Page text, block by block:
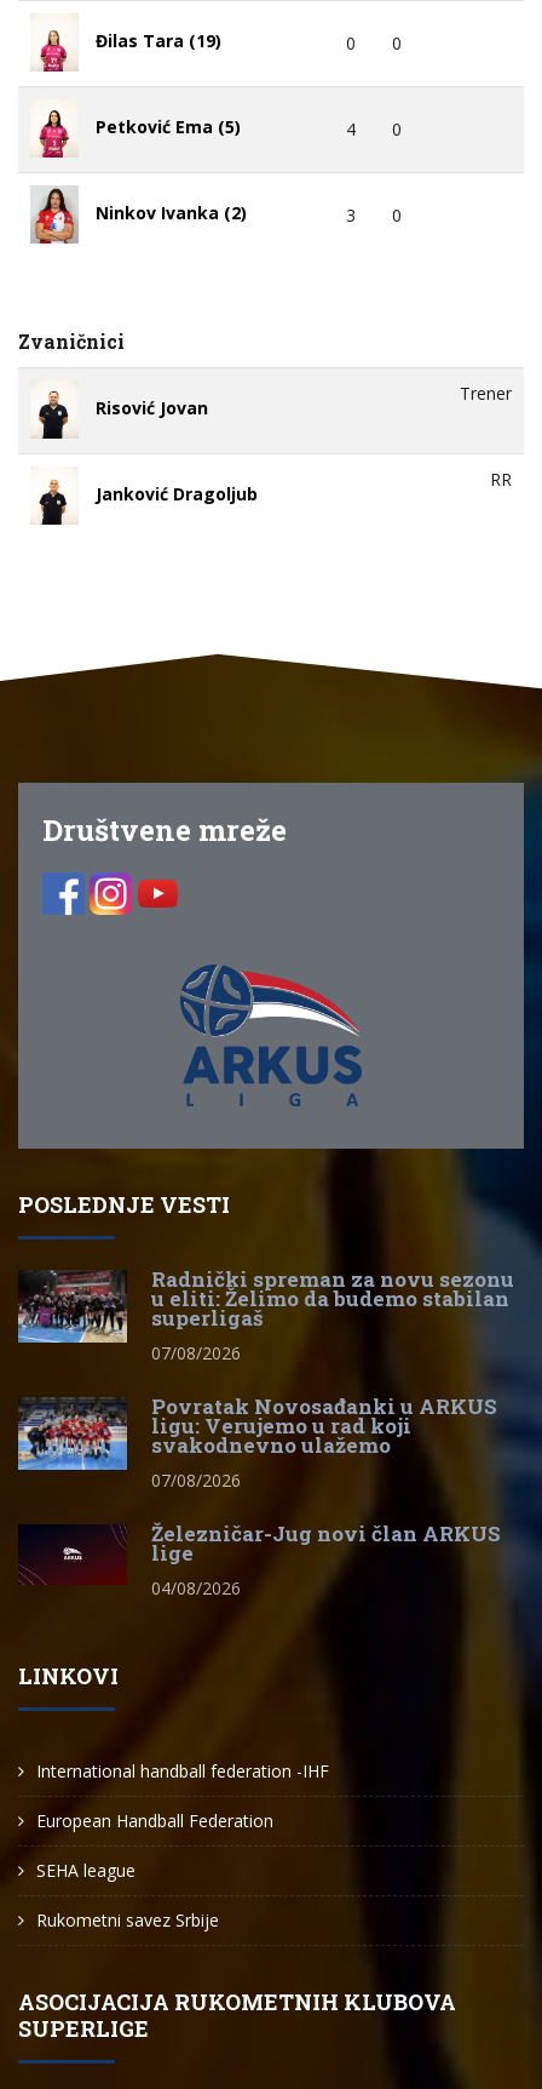
Đilas Tara (19) 0 0
Petković Ema (5) 4 0
Ninkov Ivanka (2) 3 0
Zvaničnici
Risović Jovan
Trener
Janković Dragoljub
RR
Društvene mreže
POSLEDNJE VESTI
Radnički spreman za novu sezonu
u eliti: Želimo da budemo stabilan
superligaš
07/08/2026
Povratak Novosađanki u ARKUS
ligu: Verujemo u rad koji
svakodnevno ulažemo
07/08/2026
Železničar-Jug novi član ARKUS
lige
04/08/2026
LINKOVI
International handball federation -IHF
European Handball Federation
SEHA league
Rukometni savez Srbije
ASOCIJACIJA RUKOMETNIH KLUBOVA
SUPERLIGE